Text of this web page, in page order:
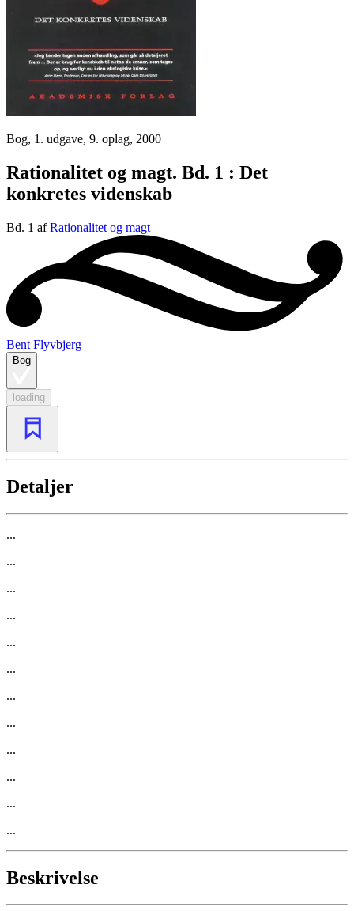
Bog, 1. udgave, 9. oplag, 2000
Rationalitet og magt. Bd. 1 : Det
konkretes videnskab
Bd. 1 afRationalitet og magt
Bent Flyvbjerg
Bog
loading
Detaljer
...
...
...
...
...
...
...
...
...
...
...
...
Beskrivelse